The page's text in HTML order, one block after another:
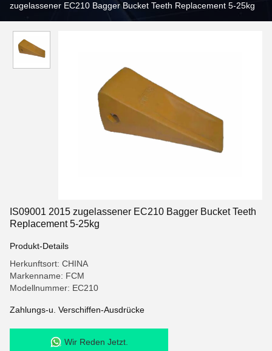
zugelassener EC210 Bagger Bucket Teeth Replacement 5-25kg
IS09001 2015 zugelassener EC210 Bagger Bucket Teeth
Replacement 5-25kg
Produkt-Details
Herkunftsort: CHINA
Markenname: FCM
Modellnummer: EC210
Zahlungs-u. Verschiffen-Ausdrücke
Wir Reden Jetzt.